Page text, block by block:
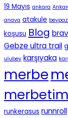
19 Mayıs ankara
anaya atakule
koşusu Blog
Gebze ultra trail
ulubey karşıyaka
merbe
runkerasus runnroll